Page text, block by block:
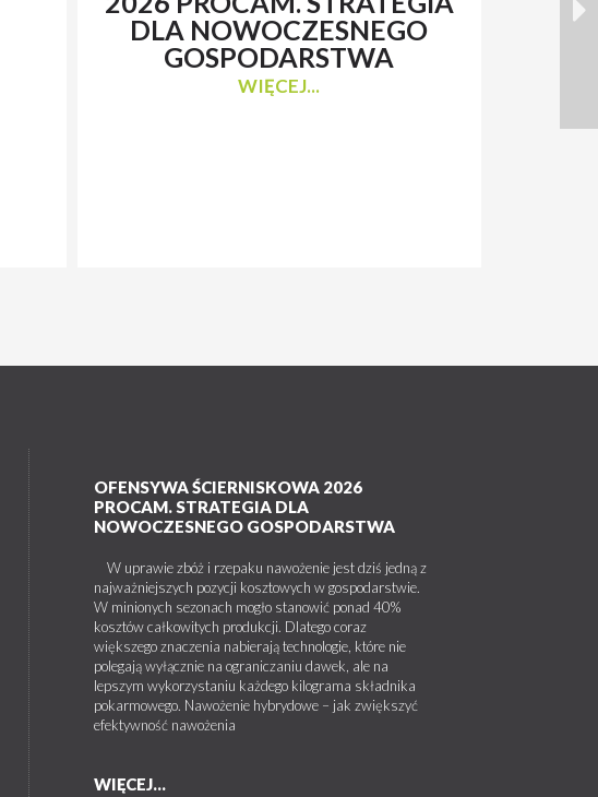
DLA NOWOCZESNEGO
GOSPODARSTWA
WIĘCEJ...
OFENSYWA ŚCIERNISKOWA 2026
PROCAM. STRATEGIA DLA
NOWOCZESNEGO GOSPODARSTWA
W uprawie zbóż i rzepaku nawożenie jest dziś jedną z
najważniejszych pozycji kosztowych w gospodarstwie.
W minionych sezonach mogło stanowić ponad 40%
kosztów całkowitych produkcji. Dlatego coraz
większego znaczenia nabierają technologie, które nie
polegają wyłącznie na ograniczaniu dawek, ale na
lepszym wykorzystaniu każdego kilograma składnika
pokarmowego. Nawożenie hybrydowe – jak zwiększyć
efektywność nawożenia
WIĘCEJ...